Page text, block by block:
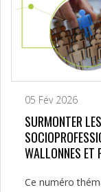
05 Fév 2026
SURMONTER
WALLONNES ET
Ce numéro